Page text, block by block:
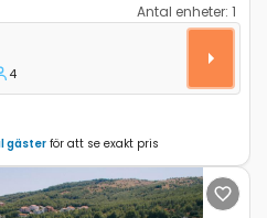
Antal enheter: 1
Ciovo A-9700-a
4
gäster för att se exakt pris